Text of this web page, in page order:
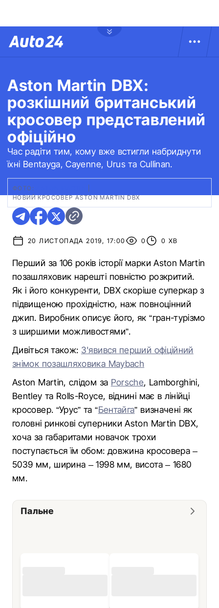
Aston Martin DBX:
розкішний британський
кросовер представлений
офіційно
Час радіти тим, кому вже встигли набриднути
їхні Bentayga, Cayenne, Urus та Cullinan.
ФОТО:
НОВИЙ КРОСОВЕР ASTON MARTIN DBX
20 ЛИСТОПАДА 2019, 17:00 0 0 ХВ
Перший за 106 років історії марки Aston Martin
позашляховик нарешті повністю розкритий.
Як і його конкуренти, DBX скоріше суперкар з
підвищеною прохідністю, наж повноцінний
джип. Виробник описує його, як “гран-турізмо
з ширшими можливостями”.
Дивіться також: З'явився перший офіційний
знімок позашляховика Maybach
Aston Martin, слідом за Porsche, Lamborghini,
Bentley та Rolls-Royce, віднині має в лінійці
кросовер. “Урус” та “Бентайга” визначені як
головні ринкові суперники Aston Martin DBX,
хоча за габаритами новачок трохи
поступається їм обом: довжина кросовера –
5039 мм, ширина – 1998 мм, висота – 1680
мм.
Пальне